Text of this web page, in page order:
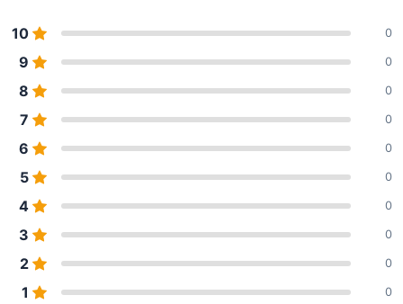
10 0
9 0
8 0
7 0
6 0
5 0
4 0
3 0
2 0
1 0